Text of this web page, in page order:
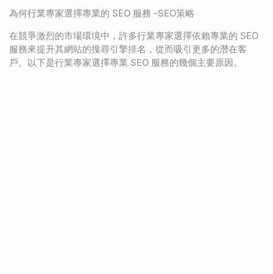
為何行業專家選擇專業的 SEO 服務 -SEO策略
在競爭激烈的市場環境中，許多行業專家選擇依賴專業的 SEO
服務來提升其網站的搜尋引擎排名，從而吸引更多的潛在客
戶。以下是行業專家選擇專業 SEO 服務的幾個主要原因。